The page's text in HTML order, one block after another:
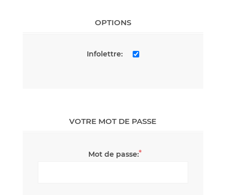
OPTIONS
Infolettre:
VOTRE MOT DE PASSE
Mot de passe:*